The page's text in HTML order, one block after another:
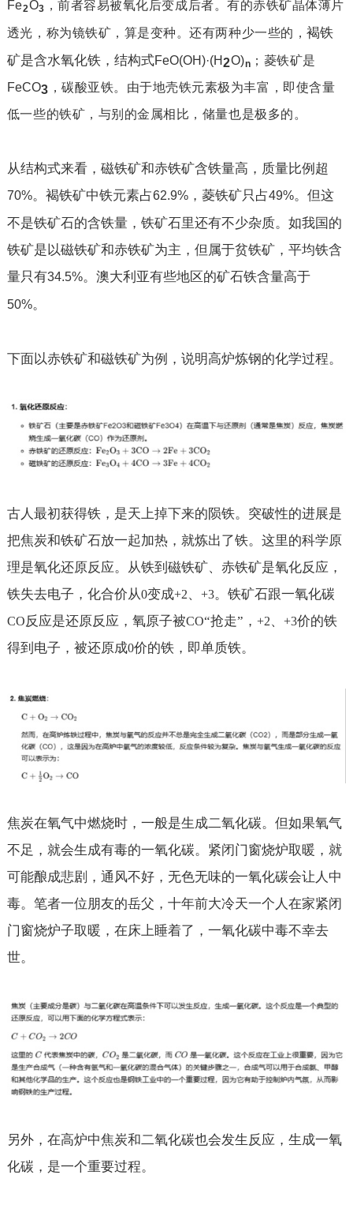
Fe2O3 ，前者容易被氧化后变成后者。有的赤铁矿晶体薄片
透光，称为镜铁矿，算是变种。还有两种少一些的，褐铁
矿是含水氧化铁，结构式FeO(OH)·(H2O)n ；菱铁矿是
FeCO3 ，碳酸亚铁。由于地壳铁元素极为丰富，即使含量
低一些的铁矿，与别的金属相比，储量也是极多的。
从结构式来看，磁铁矿和赤铁矿含铁量高，质量比例超
70%。褐铁矿中铁元素占62.9%，菱铁矿只占49%。但这
不是铁矿石的含铁量，铁矿石里还有不少杂质。如我国的
铁矿是以磁铁矿和赤铁矿为主，但属于贫铁矿，平均铁含
量只有34.5%。澳大利亚有些地区的矿石铁含量高于
50%。
下面以赤铁矿和磁铁矿为例，说明高炉炼钢的化学过程。
古人最初获得铁，是天上掉下来的陨铁。突破性的进展是
把焦炭和铁矿石放一起加热，就炼出了铁。这里的科学原
理是氧化还原反应。从铁到磁铁矿、赤铁矿是氧化反应，
铁失去电子，化合价从0变成+2、 +3。铁矿石跟一氧化碳
CO反应是还原反应，氧原子被CO“抢走”， +2、 +3价的铁
得到电子，被还原成0价的铁，即单质铁。
焦炭在氧气中燃烧时，一般是生成二氧化碳。但如果氧气
不足，就会生成有毒的一氧化碳。紧闭门窗烧炉取暖，就
可能酿成悲剧，通风不好，无色无味的一氧化碳会让人中
毒。笔者一位朋友的岳父，十年前大冷天一个人在家紧闭
门窗烧炉子取暖，在床上睡着了，一氧化碳中毒不幸去
世。
另外，在高炉中焦炭和二氧化碳也会发生反应，生成一氧
化碳，是一个重要过程。